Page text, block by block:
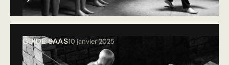
GUIDE SAAS10 janvier 2025